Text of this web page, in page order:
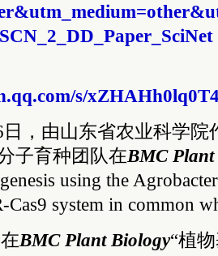
s/
日，由山东省农业科学
子育种团队在BMC
using the
Cas9 system in common
BMC Plant Biology“植